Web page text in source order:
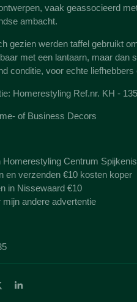
vaak geassocieerd
ambacht.
gezien werden taffel gebruikt
met een lantaarn, maar dan
conditie, voor echte liefhebbers
Homerestyling Ref.nr. KH - 135
of Business Decors
Homerestyling Centrum
en verzenden €10 kosten koper
in Nissewaard €10
mijn andere advertentie
S